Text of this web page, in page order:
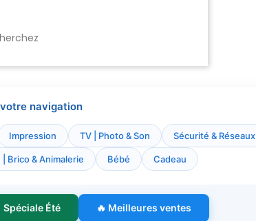
navigation
Impression TV | Photo & Son Sécurité & Réseaux
| Brico & Animalerie Bébé Cadeau
Spéciale Été 🔥 Meilleures ventes